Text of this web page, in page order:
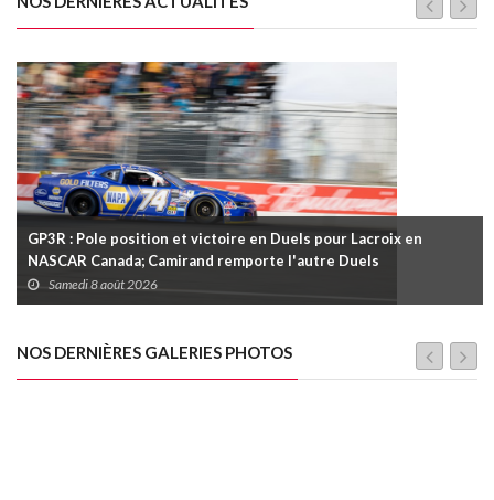
GP3R : Pole position et victoire en Duels pour Lacroix en
NASCAR Canada; Camirand remporte l'autre Duels
Samedi 8 août 2026
NOS DERNIÈRES GALERIES PHOTOS